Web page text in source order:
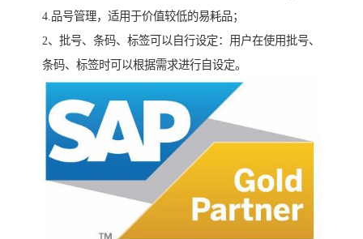
4.品号管理，适用于价值较低的易耗品；
2、批号、条码、标签可以自行设定：用户在使用批号、
条码、标签时可以根据需求进行自设定。